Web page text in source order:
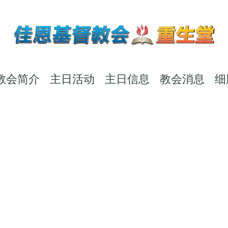
会简介 主日活动 主日信息 教会消息 细